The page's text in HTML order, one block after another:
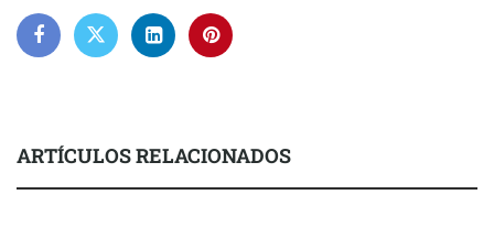
ARTÍCULOS RELACIONADOS